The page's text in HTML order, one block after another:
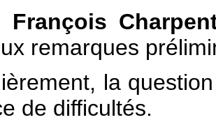
François
remarques
la
de difficultés.